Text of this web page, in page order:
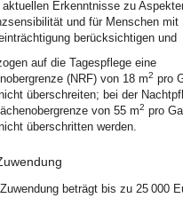
aktuellen Erkenntnisse zu
und für Menschen mit
berücksichtigen und
auf die Tagespflege eine
(NRF) von 18 m2 pro
überschreiten; bei der
von 55 m2 pro
überschritten werden.
beträgt bis zu 25 000